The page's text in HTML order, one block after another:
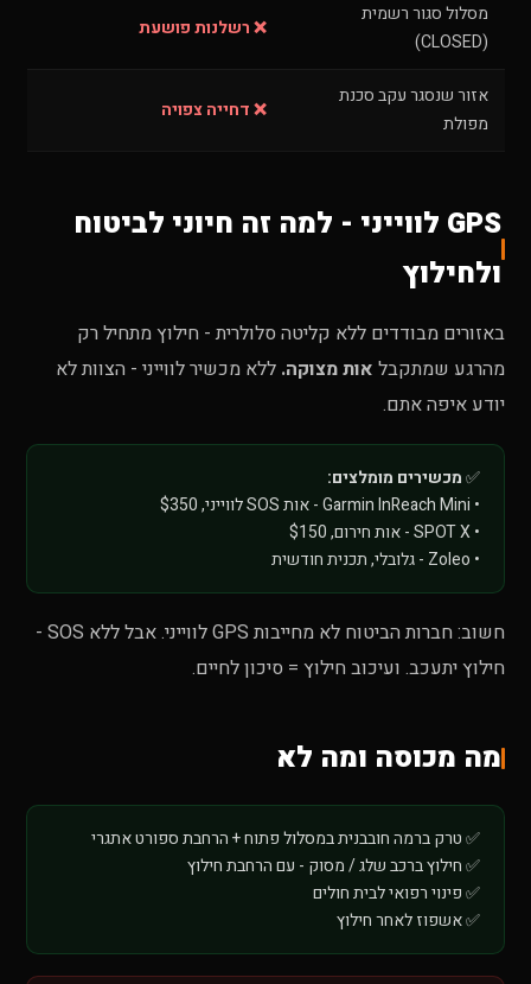
מסלול סגור רשמית
(CLOSED)
❌ רשלנות פושעת
אזור שנסגר עקב סכנת
מפולת
❌ דחייה צפויה
GPS לווייני - למה זה חיוני לביטוח
ולחילוץ
באזורים מבודדים ללא קליטה סלולרית - חילוץ מתחיל רק
מהרגע שמתקבל אות מצוקה. ללא מכשיר לווייני - הצוות לא
יודע איפה אתם.
✅מכשירים מומלצים:
• Garmin InReach Mini - אות SOS לווייני, $350
• SPOT X - אות חירום, $150
• Zoleo - גלובלי, תכנית חודשית
חשוב: חברות הביטוח לא מחייבות GPS לווייני. אבל ללא SOS -
חילוץ יתעכב. ועיכוב חילוץ = סיכון לחיים.
מה מכוסה ומה לא
✅ טרק ברמה חובבנית במסלול פתוח + הרחבת ספורט אתגרי
✅ חילוץ ברכב שלג / מסוק - עם הרחבת חילוץ
✅ פינוי רפואי לבית חולים
✅ אשפוז לאחר חילוץ